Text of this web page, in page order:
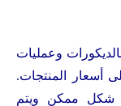
وعمليات
أسعار المنتجات.
شكل ممكن ويتم